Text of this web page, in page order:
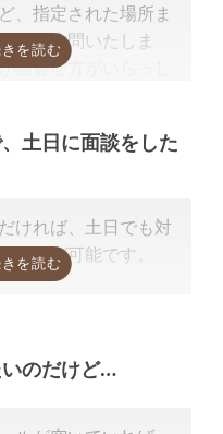
ことはありませんの
、指定された場所ま
料で訪問いたしま
困難な方がいらっし
面談にも対応可能で
く）
お申し付けくださ
土日に面談をした
ければ、土日でも対
紹介が可能です。
のだけど…